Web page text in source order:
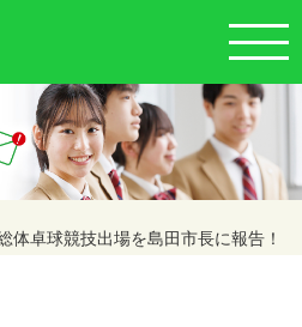
体卓球競技出場を島田市長に報告！